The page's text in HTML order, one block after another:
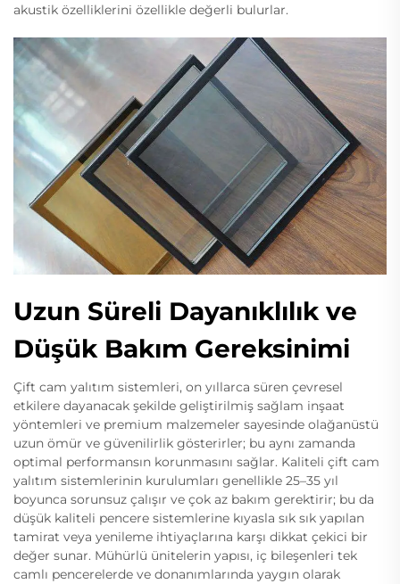
akustik özelliklerini özellikle değerli bulurlar.
Uzun Süreli Dayanıklılık ve
Düşük Bakım Gereksinimi
Çift cam yalıtım sistemleri, on yıllarca süren çevresel
etkilere dayanacak şekilde geliştirilmiş sağlam inşaat
yöntemleri ve premium malzemeler sayesinde olağanüstü
uzun ömür ve güvenilirlik gösterirler; bu aynı zamanda
optimal performansın korunmasını sağlar. Kaliteli çift cam
yalıtım sistemlerinin kurulumları genellikle 25–35 yıl
boyunca sorunsuz çalışır ve çok az bakım gerektirir; bu da
düşük kaliteli pencere sistemlerine kıyasla sık sık yapılan
tamirat veya yenileme ihtiyaçlarına karşı dikkat çekici bir
değer sunar. Mühürlü ünitelerin yapısı, iç bileşenleri tek
camlı pencerelerde ve donanımlarında yaygın olarak